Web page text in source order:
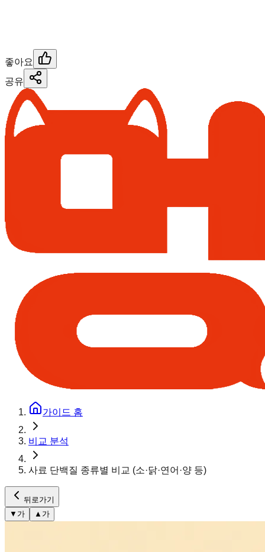
좋아요
공유
가이드 홈
비교 분석
사료 단백질 종류별 비교 (소·닭·연어·양 등)
뒤로가기
▼ 가 ▲ 가